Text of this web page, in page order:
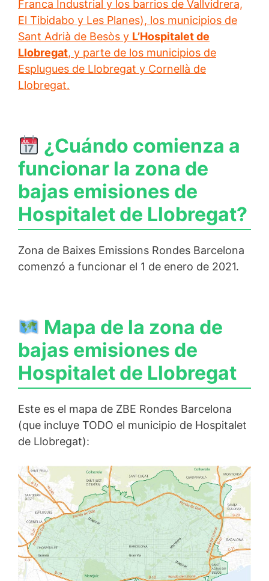
Franca Industrial y los barrios de Vallvidrera,
El Tibidabo y Les Planes), los municipios de
Sant Adrià de Besòs y L’Hospitalet de
Llobregat, y parte de los municipios de
Esplugues de Llobregat y Cornellà de
Llobregat.
¿Cuándo comienza a
funcionar la zona de
bajas emisiones de
Hospitalet de Llobregat?
Zona de Baixes Emissions Rondes Barcelona
comenzó a funcionar el 1 de enero de 2021.
Mapa de la zona de
bajas emisiones de
Hospitalet de Llobregat
Este es el mapa de ZBE Rondes Barcelona
(que incluye TODO el municipio de Hospitalet
de Llobregat):